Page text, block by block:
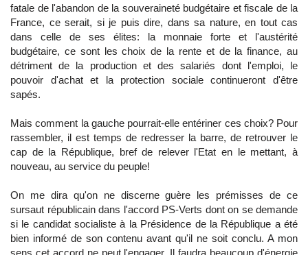
fatale de l'abandon de la souveraineté budgétaire et fiscale de la
France, ce serait, si je puis dire, dans sa nature, en tout cas
dans celle de ses élites: la monnaie forte et l'austérité
budgétaire, ce sont les choix de la rente et de la finance, au
détriment de la production et des salariés dont l'emploi, le
pouvoir d'achat et la protection sociale continueront d'être
sapés.
Mais comment la gauche pourrait-elle entériner ces choix? Pour
rassembler, il est temps de redresser la barre, de retrouver le
cap de la République, bref de relever l'Etat en le mettant, à
nouveau, au service du peuple!
On me dira qu'on ne discerne guère les prémisses de ce
sursaut républicain dans l'accord PS-Verts dont on se demande
si le candidat socialiste à la Présidence de la République a été
bien informé de son contenu avant qu'il ne soit conclu. A mon
sens cet accord ne peut l'engager. Il faudra beaucoup d'énergie